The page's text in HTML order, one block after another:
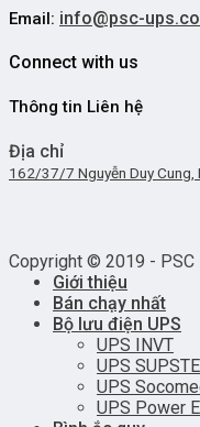
Email: info@psc-
Connect with us
Thông tin Liên hệ
Địa chỉ
162/37/7 Nguyễn Duy Cung,
Copyright © 2019 - PSC
Giới thiệu
Bán chạy nhất
Bộ lưu điện UPS
UPS INVT
UPS
UPS
UPS Power